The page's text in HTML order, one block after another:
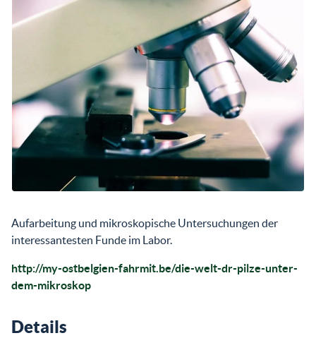
Aufarbeitung und mikroskopische Untersuchungen der
interessantesten Funde im Labor.
http://my-ostbelgien-fahrmit.be/die-welt-dr-pilze-unter-
dem-mikroskop
Details